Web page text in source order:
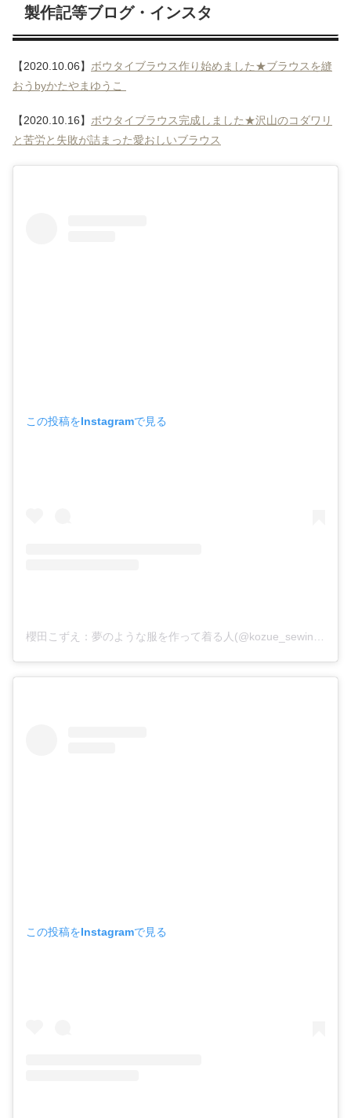
製作記等ブログ・インスタ
【2020.10.06】 ボウタイブラウス作り始めました★ブラウスを縫
おうbyかたやまゆうこ
【2020.10.16】 ボウタイブラウス完成しました★沢山のコダワリ
と苦労と失敗が詰まった愛おしいブラウス
この投稿をInstagramで見る
この投稿をInstagramで見る